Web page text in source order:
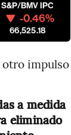
S&P/BMV IPC
-0.46%
66,525.18
otro impulso
a medida
eliminado